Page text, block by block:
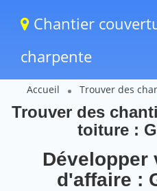
Chantier
charpente
Accueil Trouver des
Trouver des
toiture :
Développer
d'affaire :